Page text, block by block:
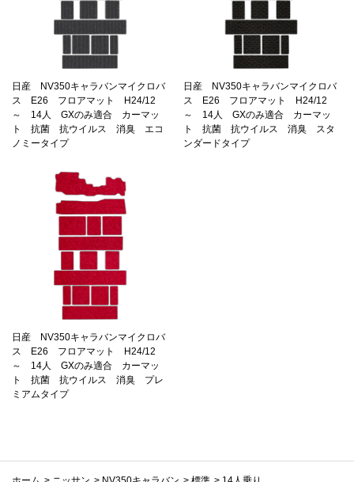
日産 NV350キャラバンマイクロバ
ス E26 フロアマット H24/12
～ 14人 GXのみ適合 カーマッ
ト 抗菌 抗ウイルス 消臭 エコ
ノミータイプ
日産 NV350キャラバンマイクロバ
ス E26 フロアマット H24/12
～ 14人 GXのみ適合 カーマッ
ト 抗菌 抗ウイルス 消臭 スタ
ンダードタイプ
日産 NV350キャラバンマイクロバ
ス E26 フロアマット H24/12
～ 14人 GXのみ適合 カーマッ
ト 抗菌 抗ウイルス 消臭 プレ
ミアムタイプ